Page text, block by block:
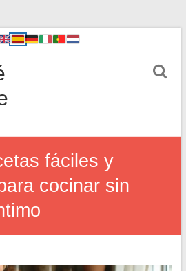
fáciles y
cocinar sin